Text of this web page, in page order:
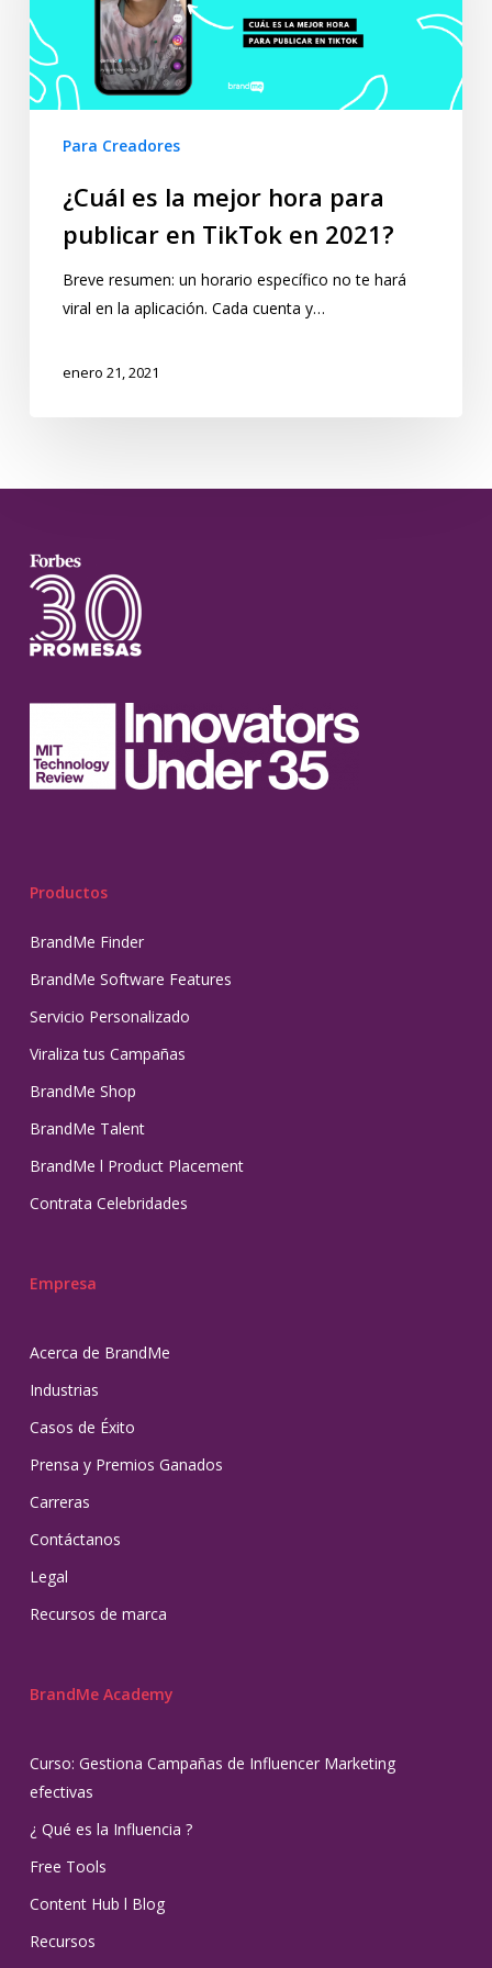
Para Creadores
¿Cuál es la mejor hora para
publicar en TikTok en 2021?
Breve resumen: un horario específico no te hará
viral en la aplicación. Cada cuenta y…
enero 21, 2021
Productos
BrandMe Finder
BrandMe Software Features
Servicio Personalizado
Viraliza tus Campañas
BrandMe Shop
BrandMe Talent
BrandMe l Product Placement
Contrata Celebridades
Empresa
Acerca de BrandMe
Industrias
Casos de Éxito
Prensa y Premios Ganados
Carreras
Contáctanos
Legal
Recursos de marca
BrandMe Academy
Curso: Gestiona Campañas de Influencer Marketing
efectivas
¿ Qué es la Influencia ?
Free Tools
Content Hub l Blog
Recursos